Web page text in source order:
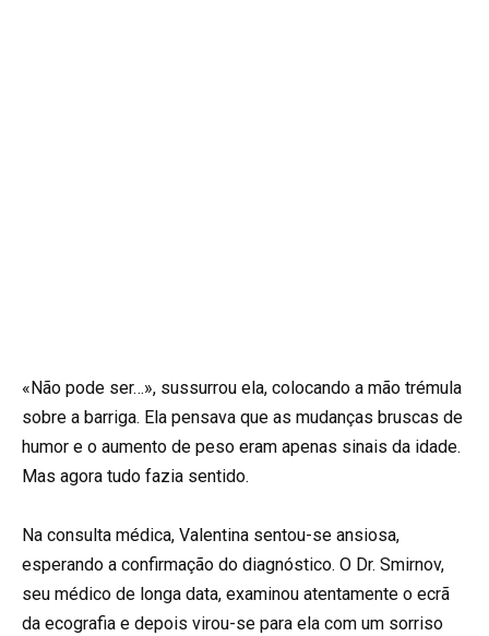
«Não pode ser…», sussurrou ela, colocando a mão trémula
sobre a barriga. Ela pensava que as mudanças bruscas de
humor e o aumento de peso eram apenas sinais da idade.
Mas agora tudo fazia sentido.
Na consulta médica, Valentina sentou-se ansiosa,
esperando a confirmação do diagnóstico. O Dr. Smirnov,
seu médico de longa data, examinou atentamente o ecrã
da ecografia e depois virou-se para ela com um sorriso